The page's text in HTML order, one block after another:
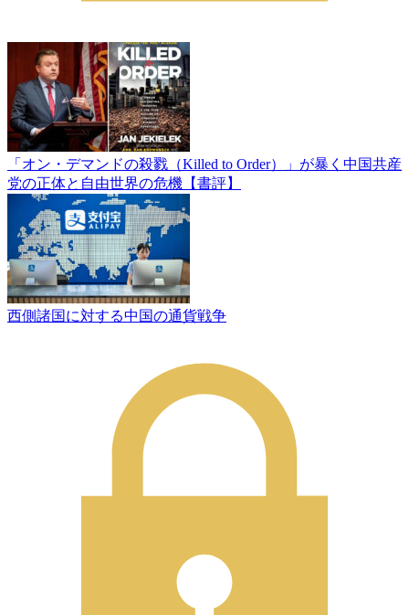
「オン・デマンドの殺戮（Killed to Order）」が暴く中国共産
党の正体と自由世界の危機【書評】
西側諸国に対する中国の通貨戦争